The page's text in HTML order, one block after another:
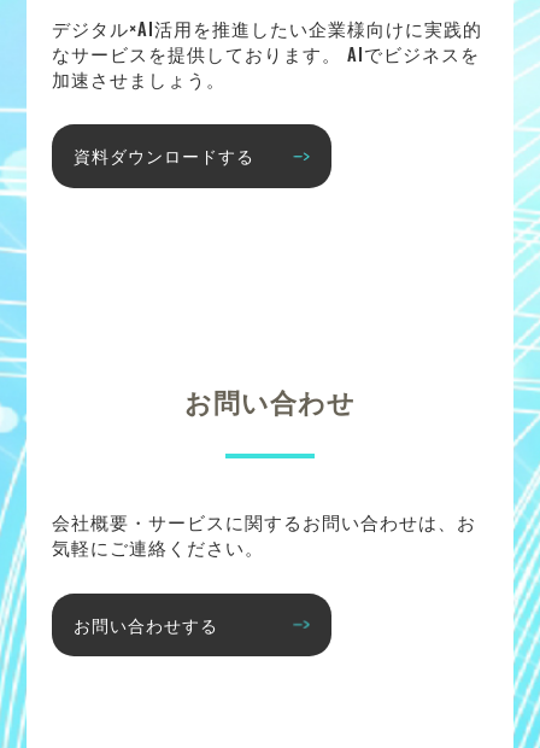
デジタル×AI活用を推進したい企業様向けに実践的
なサービスを提供しております。 AIでビジネスを
加速させましょう。
資料ダウンロードする
お問い合わせ
会社概要・サービスに関するお問い合わせは、お
気軽にご連絡ください。
お問い合わせする